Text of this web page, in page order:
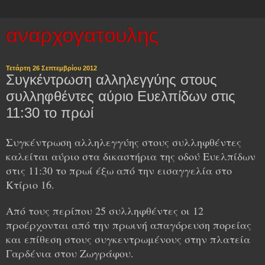
αναρχογατουλης
Τετάρτη 26 Σεπτεμβρίου 2012
Συγκέντρωση αλληλεγγύης στους
συλληφθέντες αύριο Ευελπίδων στις
11:30 το πρωί
Συγκέντρωση αλληλεγγύης στους συλληφθέντες
καλείται αύριο στα δικαστήρια της οδού Ευελπίδων
στις 11:30 το πρωί έξω από την εισαγγελία στο
Κτίριο 16.
Από τους περίπου 25 συλληφθέντες οι 12
προέρχονται από την πρωινή απαγόρευση πορείας
και επίθεση στους συγκεντρωμένους στην πλατεία
Γαρδένια στου Ζωγράφου.